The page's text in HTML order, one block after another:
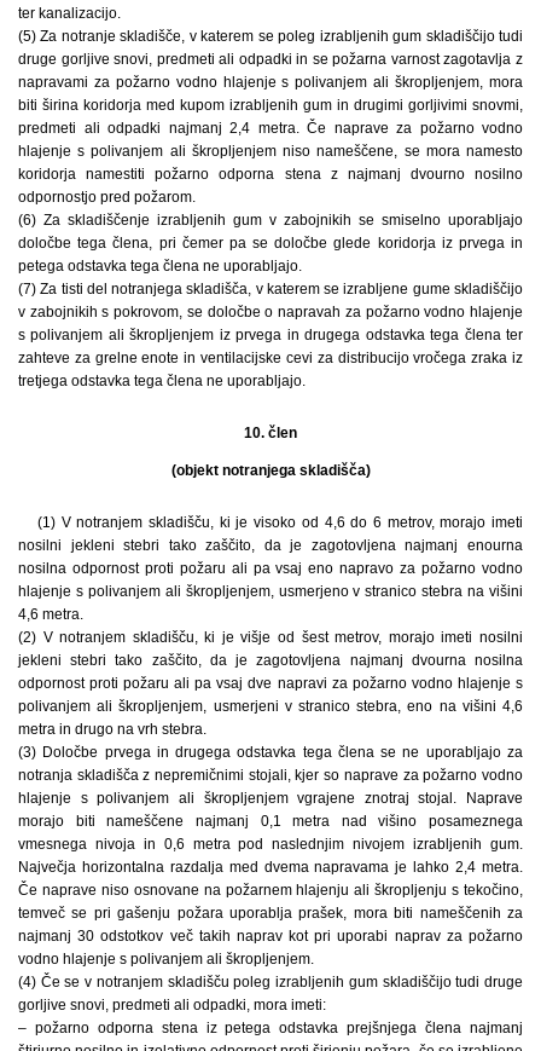
ter kanalizacijo.
(5) Za notranje skladišče, v katerem se poleg izrabljenih gum skladiščijo tudi
druge gorljive snovi, predmeti ali odpadki in se požarna varnost zagotavlja z
napravami za požarno vodno hlajenje s polivanjem ali škropljenjem, mora
biti širina koridorja med kupom izrabljenih gum in drugimi gorljivimi snovmi,
predmeti ali odpadki najmanj 2,4 metra. Če naprave za požarno vodno
hlajenje s polivanjem ali škropljenjem niso nameščene, se mora namesto
koridorja namestiti požarno odporna stena z najmanj dvourno nosilno
odpornostjo pred požarom.
(6) Za skladiščenje izrabljenih gum v zabojnikih se smiselno uporabljajo
določbe tega člena, pri čemer pa se določbe glede koridorja iz prvega in
petega odstavka tega člena ne uporabljajo.
(7) Za tisti del notranjega skladišča, v katerem se izrabljene gume skladiščijo
v zabojnikih s pokrovom, se določbe o napravah za požarno vodno hlajenje
s polivanjem ali škropljenjem iz prvega in drugega odstavka tega člena ter
zahteve za grelne enote in ventilacijske cevi za distribucijo vročega zraka iz
tretjega odstavka tega člena ne uporabljajo.
10. člen
(objekt notranjega skladišča)
(1) V notranjem skladišču, ki je visoko od 4,6 do 6 metrov, morajo imeti
nosilni jekleni stebri tako zaščito, da je zagotovljena najmanj enourna
nosilna odpornost proti požaru ali pa vsaj eno napravo za požarno vodno
hlajenje s polivanjem ali škropljenjem, usmerjeno v stranico stebra na višini
4,6 metra.
(2) V notranjem skladišču, ki je višje od šest metrov, morajo imeti nosilni
jekleni stebri tako zaščito, da je zagotovljena najmanj dvourna nosilna
odpornost proti požaru ali pa vsaj dve napravi za požarno vodno hlajenje s
polivanjem ali škropljenjem, usmerjeni v stranico stebra, eno na višini 4,6
metra in drugo na vrh stebra.
(3) Določbe prvega in drugega odstavka tega člena se ne uporabljajo za
notranja skladišča z nepremičnimi stojali, kjer so naprave za požarno vodno
hlajenje s polivanjem ali škropljenjem vgrajene znotraj stojal. Naprave
morajo biti nameščene najmanj 0,1 metra nad višino posameznega
vmesnega nivoja in 0,6 metra pod naslednjim nivojem izrabljenih gum.
Največja horizontalna razdalja med dvema napravama je lahko 2,4 metra.
Če naprave niso osnovane na požarnem hlajenju ali škropljenju s tekočino,
temveč se pri gašenju požara uporablja prašek, mora biti nameščenih za
najmanj 30 odstotkov več takih naprav kot pri uporabi naprav za požarno
vodno hlajenje s polivanjem ali škropljenjem.
(4) Če se v notranjem skladišču poleg izrabljenih gum skladiščijo tudi druge
gorljive snovi, predmeti ali odpadki, mora imeti:
– požarno odporna stena iz petega odstavka prejšnjega člena najmanj